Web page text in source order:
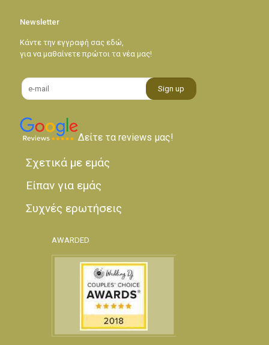
Newsletter
Κάντε την εγγραφή σας εδώ,
για να μαθαίνετε πρώτοι τα νέα μας!
Δείτε τα reviews μας!
Σχετικά με εμάς
Είπαν για εμάς
Συχνές ερωτήσεις
AWARDED